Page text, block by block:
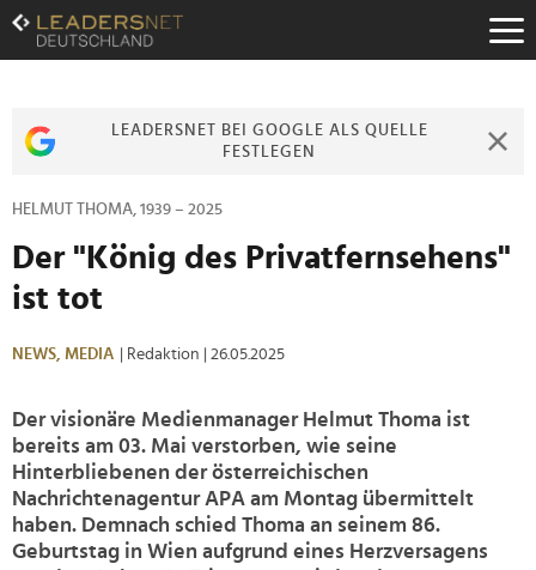
Zum
Inhalt
Zur
Zur
LEADERSNET BEI GOOGLE ALS QUELLE
FESTLEGEN
HELMUT THOMA, 1939 – 2025
Der "König des Privatfernsehens"
ist tot
NEWS, MEDIA | Redaktion | 26.05.2025
Der visionäre Medienmanager Helmut Thoma ist
bereits am 03. Mai verstorben, wie seine
Hinterbliebenen der österreichischen
Nachrichtenagentur APA am Montag übermittelt
haben. Demnach schied Thoma an seinem 86.
Geburtstag in Wien aufgrund eines Herzversagens